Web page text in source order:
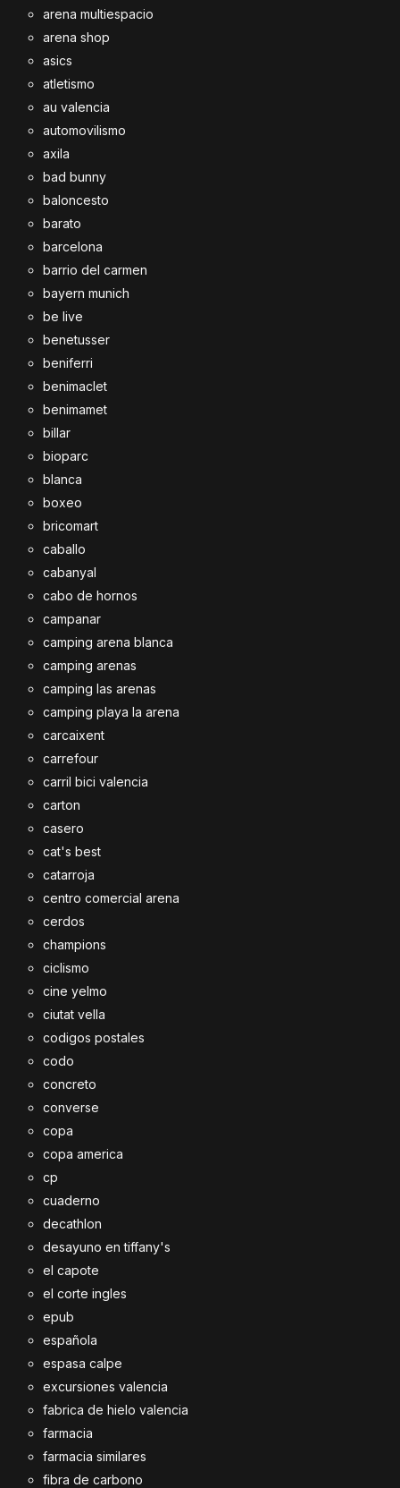
arena multiespacio
arena shop
asics
atletismo
au valencia
automovilismo
axila
bad bunny
baloncesto
barato
barcelona
barrio del carmen
bayern munich
be live
benetusser
beniferri
benimaclet
benimamet
billar
bioparc
blanca
boxeo
bricomart
caballo
cabanyal
cabo de hornos
campanar
camping arena blanca
camping arenas
camping las arenas
camping playa la arena
carcaixent
carrefour
carril bici valencia
carton
casero
cat's best
catarroja
centro comercial arena
cerdos
champions
ciclismo
cine yelmo
ciutat vella
codigos postales
codo
concreto
converse
copa
copa america
cp
cuaderno
decathlon
desayuno en tiffany's
el capote
el corte ingles
epub
española
espasa calpe
excursiones valencia
fabrica de hielo valencia
farmacia
farmacia similares
fibra de carbono